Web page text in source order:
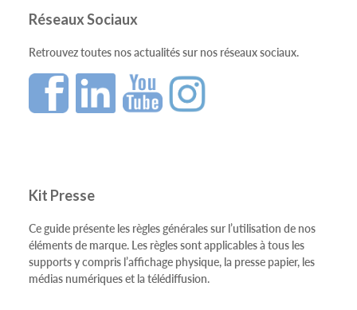
Réseaux Sociaux
Retrouvez toutes nos actualités sur nos réseaux sociaux.
Kit Presse
Ce guide présente les règles générales sur l’utilisation de nos
éléments de marque. Les règles sont applicables à tous les
supports y compris l’affichage physique, la presse papier, les
médias numériques et la télédiffusion.